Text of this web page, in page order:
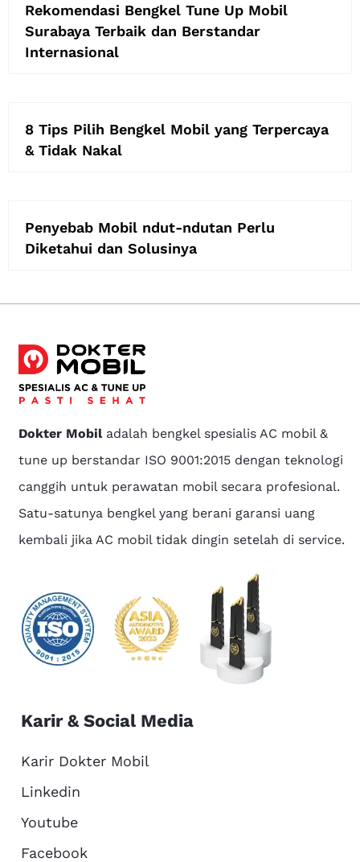
Rekomendasi Bengkel Tune Up Mobil
Surabaya Terbaik dan Berstandar
Internasional
8 Tips Pilih Bengkel Mobil yang Terpercaya
& Tidak Nakal
Penyebab Mobil ndut-ndutan Perlu
Diketahui dan Solusinya
Dokter Mobiladalah bengkel spesialis AC mobil &
tune up berstandar ISO 9001:2015 dengan teknologi
canggih untuk perawatan mobil secara profesional.
Satu-satunya bengkel yang berani garansi uang
kembali jika AC mobil tidak dingin setelah di service.
Karir & Social Media
Karir Dokter Mobil
Linkedin
Youtube
Facebook